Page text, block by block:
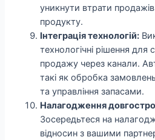
уникнути втрати продажів
продукту.
Інтеграція технологій:
технологічні рішення
продажу через канали.
такі як обробка
та управління запасами.
Налагодження
Зосередьтеся на
відносин з вашими